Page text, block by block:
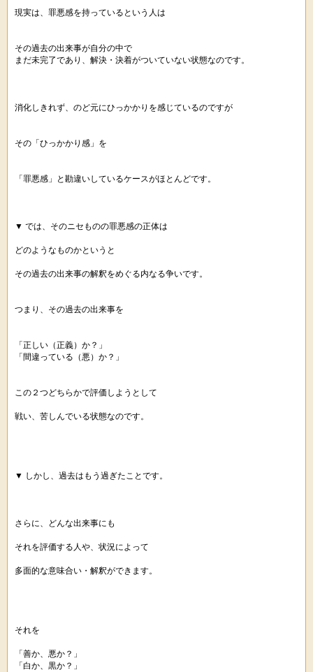
現実は、罪悪感を持っているという人は
その過去の出来事が自分の中で
まだ未完了であり、解決・決着がついていない状態なのです。
消化しきれず、のど元にひっかかりを感じているのですが
その「ひっかかり感」を
「罪悪感」と勘違いしているケースがほとんどです。
▼ では、そのニセものの罪悪感の正体は
どのようなものかというと
その過去の出来事の解釈をめぐる内なる争いです。
つまり、その過去の出来事を
「正しい（正義）か？」
「間違っている（悪）か？」
この２つどちらかで評価しようとして
戦い、苦しんでいる状態なのです。
▼ しかし、過去はもう過ぎたことです。
さらに、どんな出来事にも
それを評価する人や、状況によって
多面的な意味合い・解釈ができます。
それを
「善か、悪か？」
「白か、黒か？」